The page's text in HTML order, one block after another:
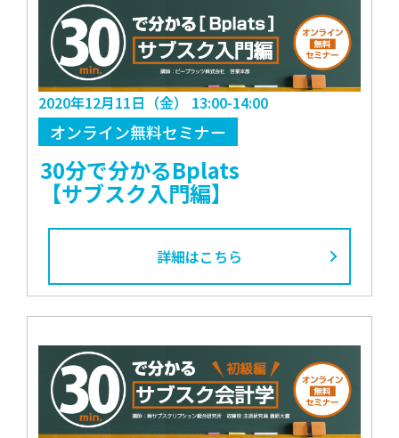
2020年12月11日（金） 13:00-14:00
オンライン無料セミナー
30分で分かるBplats
【サブスク入門編】
詳細はこちら